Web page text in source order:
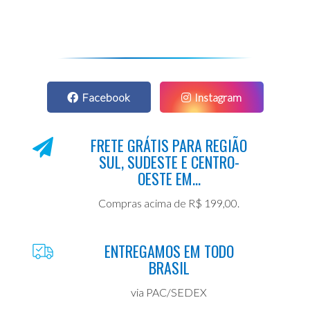
Facebook Instagram
FRETE GRÁTIS PARA REGIÃO
SUL, SUDESTE E CENTRO-
OESTE EM...
Compras acima de R$ 199,00.
ENTREGAMOS EM TODO
BRASIL
via PAC/SEDEX